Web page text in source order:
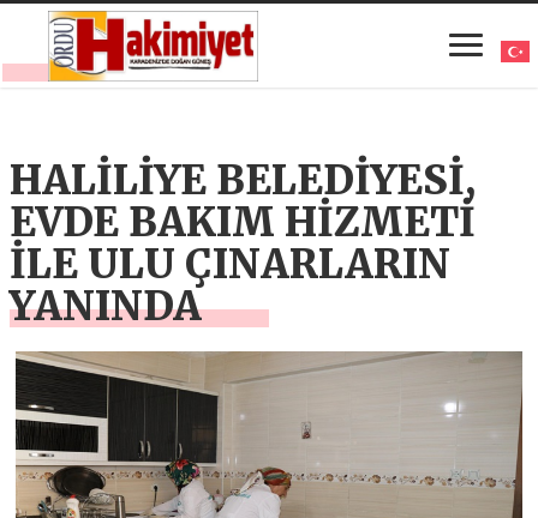
HALİLİYE BELEDİYESİ,
EVDE BAKIM HİZMETİ
İLE ULU ÇINARLARIN
YANINDA